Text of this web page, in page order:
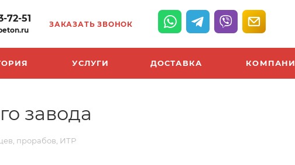
72-51
ЗАКАЗАТЬ ЗВОНОК
УСЛУГИ ДОСТАВКА
завода
прорабов, ИТР